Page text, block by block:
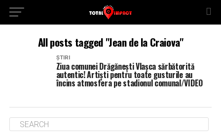
All posts tagged "Jean de la Craiova"
ȘTIRI
Ziua comunei Drăgănești Vlașca sărbătorită
autentic! Artiști pentru toate gusturile au
încins atmosfera pe stadionul comunal/VIDEO